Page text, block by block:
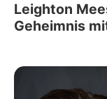
Leighton
Geheimnis